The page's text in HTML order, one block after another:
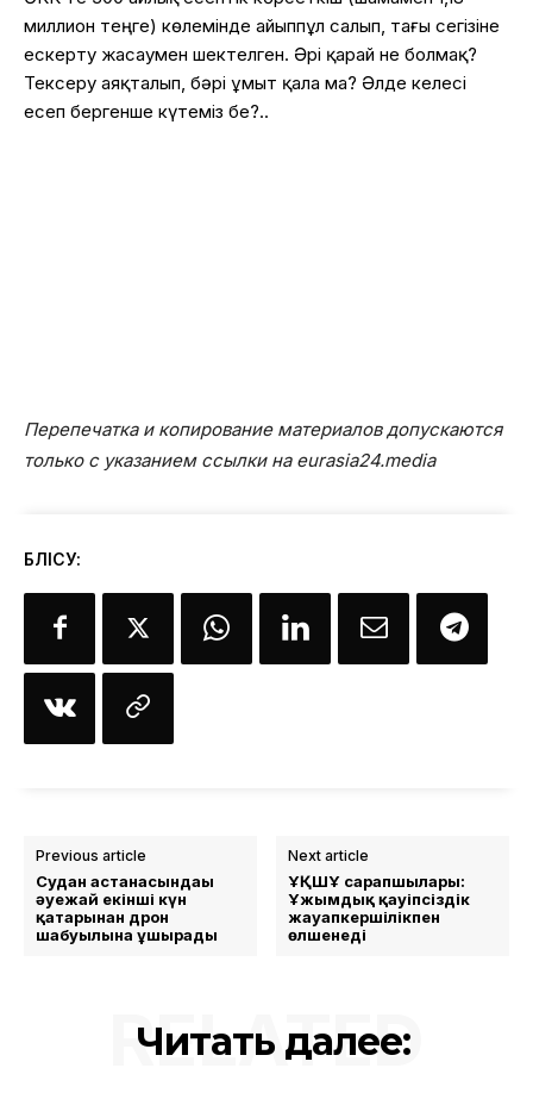
миллион теңге) көлемінде айыппұл салып, тағы сегізіне
ескерту жасаумен шектелген. Әрі қарай не болмақ?
Тексеру аяқталып, бәрі ұмыт қала ма? Әлде келесі
есеп бергенше күтеміз бе?..
Перепечатка и копирование материалов допускаются
только с указанием ссылки на eurasia24.media
БӨЛІСУ:
Previous article
Судан астанасындағы
әуежай екінші күн
қатарынан дрон
шабуылына ұшырады
Next article
ҰҚШҰ сарапшылары:
Ұжымдық қауіпсіздік
жауапкершілікпен
өлшенеді
Читать далее:
RELATED